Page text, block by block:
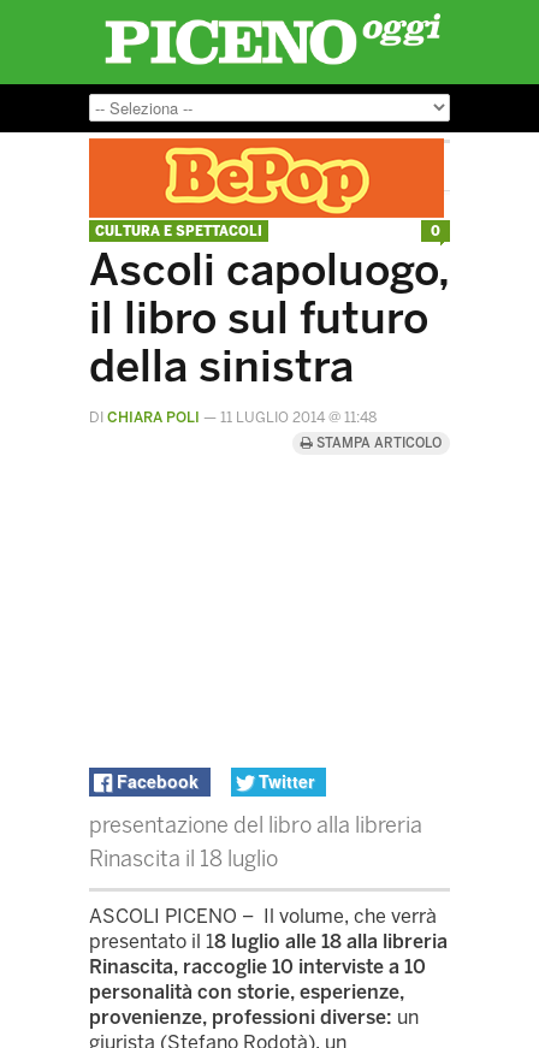
CULTURA E SPETTACOLI
Ascoli capoluogo,
il libro sul futuro
della sinistra
DI CHIARA POLI — 11 LUGLIO 2014 @ 11:48
STAMPA ARTICOLO
Facebook Twitter
presentazione del libro alla libreria
Rinascita il 18 luglio
ASCOLI PICENO – Il volume, che verrà
presentato il 18 luglio alle 18 alla libreria
Rinascita, raccoglie 10 interviste a 10
personalità con storie, esperienze,
provenienze, professioni diverse: un
giurista (Stefano Rodotà), un
0